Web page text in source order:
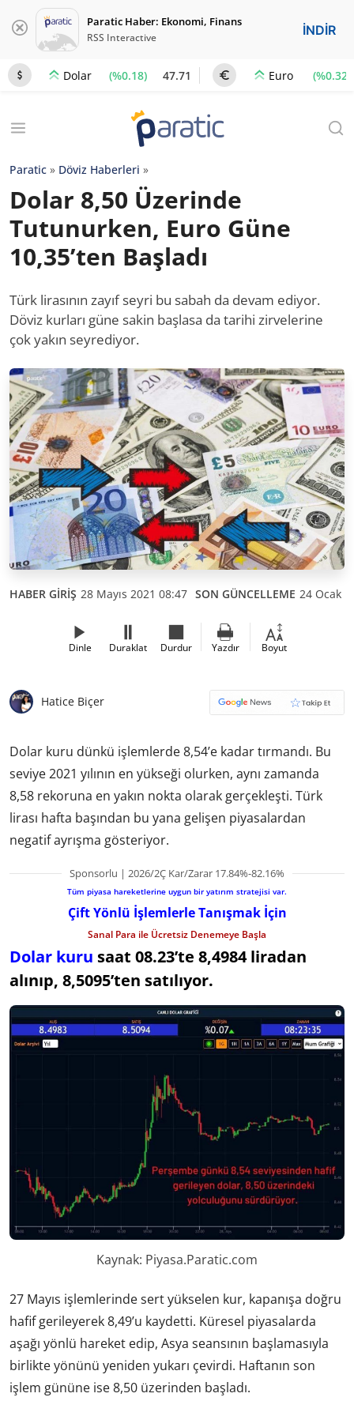
Paratic Haber: Ekonomi, Finans
RSS Interactive İNDİR
Dolar (%0.18) 47.71 Euro (%0.32)
Paratic » Döviz Haberleri »
Dolar 8,50 Üzerinde
Tutunurken, Euro Güne
10,35’ten Başladı
Türk lirasının zayıf seyri bu sabah da devam ediyor.
Döviz kurları güne sakin başlasa da tarihi zirvelerine
çok yakın seyrediyor.
HABER GİRİŞ 28 Mayıs 2021 08:47 SON GÜNCELLEME 24 Ocak
Dinle Duraklat Durdur Yazdır Boyut
Hatice Biçer
Dolar kuru dünkü işlemlerde 8,54’e kadar tırmandı. Bu
seviye 2021 yılının en yükseği olurken, aynı zamanda
8,58 rekoruna en yakın nokta olarak gerçekleşti. Türk
lirası hafta başından bu yana gelişen piyasalardan
negatif ayrışma gösteriyor.
Sponsorlu | 2026/2Ç Kar/Zarar 17.84%-82.16%
Tüm piyasa hareketlerine uygun bir yatırım stratejisi var.
Çift Yönlü İşlemlerle Tanışmak İçin
Sanal Para ile Ücretsiz Denemeye Başla
Dolar kuru saat 08.23’te 8,4984 liradan
alınıp, 8,5095’ten satılıyor.
Kaynak: Piyasa.Paratic.com
27 Mayıs işlemlerinde sert yükselen kur, kapanışa doğru
hafif gerileyerek 8,49’u kaydetti. Küresel piyasalarda
aşağı yönlü hareket edip, Asya seansının başlamasıyla
birlikte yönünü yeniden yukarı çevirdi. Haftanın son
işlem gününe ise 8,50 üzerinden başladı.